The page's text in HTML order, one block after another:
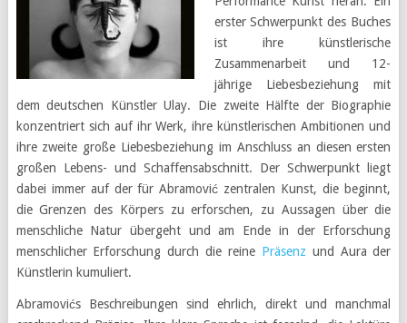
erster Schwerpunkt des Buches
ist ihre künstlerische
Zusammenarbeit und 12-
jährige Liebesbeziehung mit
dem deutschen Künstler Ulay. Die zweite Hälfte der Biographie
konzentriert sich auf ihr Werk, ihre künstlerischen Ambitionen und
ihre zweite große Liebesbeziehung im Anschluss an diesen ersten
großen Lebens- und Schaffensabschnitt. Der Schwerpunkt liegt
dabei immer auf der für Abramović zentralen Kunst, die beginnt,
die Grenzen des Körpers zu erforschen, zu Aussagen über die
menschliche Natur übergeht und am Ende in der Erforschung
menschlicher Erforschung durch die reine Präsenz und Aura der
Künstlerin kumuliert.
Abramovićs Beschreibungen sind ehrlich, direkt und manchmal